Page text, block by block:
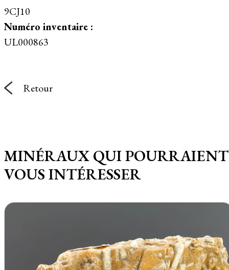
9CJ10
Numéro inventaire :
UL000863
Retour
MINÉRAUX QUI POURRAIENT
VOUS INTÉRESSER